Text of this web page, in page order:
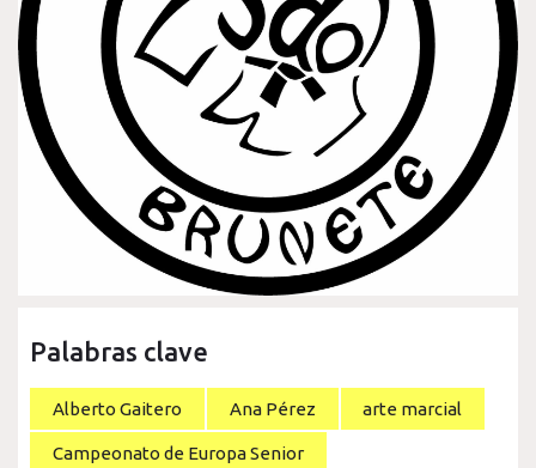
Palabras clave
Alberto Gaitero Ana Pérez arte marcial
Campeonato de Europa Senior